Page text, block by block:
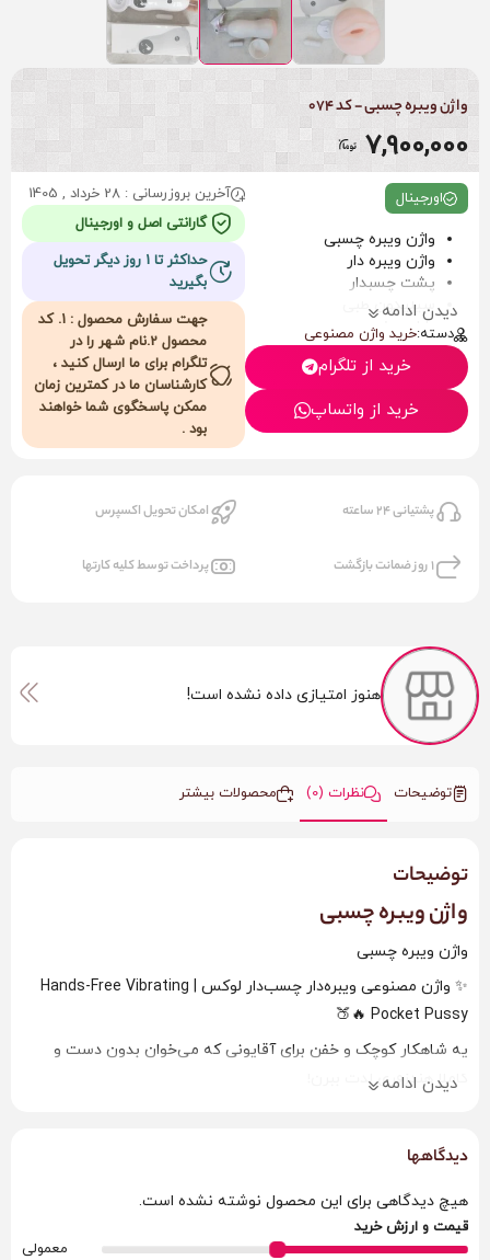
واژن ویبره چسبی - کد 074
7,900,000
اورجینال
واژن ویبره چسبی
واژن ویبره دار
پشت چسبدار
سیلیکون طبی
باطری خور
قابل شستشو
دیدن ادامه
دسته:خرید واژن مصنوعی
خرید از تلگرام
خرید از واتساپ
آخرین بروزرسانی : 28 خرداد , 1405
گارانتی اصل و اورجینال
حداکثر تا 1 روز دیگر تحویل
بگیرید
جهت سفارش محصول : 1. کد
محصول 2.نام شهر را در
تلگرام برای ما ارسال کنید ،
کارشناسان ما در کمترین زمان
ممکن پاسخگوی شما خواهند
بود .
پشتیانی 24 ساعته امکان تحویل اکسپرس
1 روز ضمانت بازگشت پرداخت توسط کلیه کارتها
هنوز امتیازی داده نشده است!
توضیحات نظرات (0) محصولات بیشتر
توضیحات
واژن ویبره چسبی
واژن ویبره چسبی
✨ واژن مصنوعی ویبره‌دار چسب‌دار لوکس | Hands-Free Vibrating
Pocket Pussy 🔥🍑
یه شاهکار کوچک و خفن برای آقایونی که می‌خوان بدون دست و
کاملاً هندزفری لذت ببرن!
ویژگی‌های وحشی و حرفه‌ای:
– ورودی کاملاً واقعی و تنگ (سیلیکون طبی فوق نرم و کشی)
– ویبراتور قوی تک سرعته (باتری‌خور – باتری همراه محصول)
دیدن ادامه
دیدگاهها
هیچ دیدگاهی برای این محصول نوشته نشده است.
قیمت و ارزش خرید
معمولی